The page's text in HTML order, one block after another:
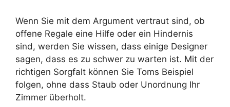
Wenn Sie mit dem Argument vertraut sind, ob
offene Regale eine Hilfe oder ein Hindernis
sind, werden Sie wissen, dass einige Designer
sagen, dass es zu schwer zu warten ist. Mit der
richtigen Sorgfalt können Sie Toms Beispiel
folgen, ohne dass Staub oder Unordnung Ihr
Zimmer überholt.